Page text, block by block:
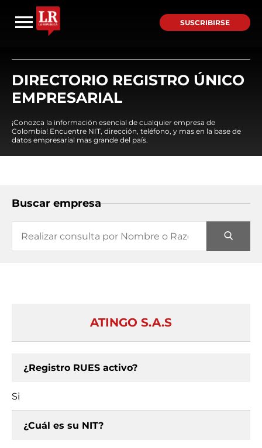
SUSCRIBIRSE
DIRECTORIO REGISTRO ÚNICO
EMPRESARIAL
¡Conozca la información esencial de cualquier empresa de
Colombia! Encuentre NIT, dirección, teléfono, y mas en la base de
datos empresarial mas grande del país.
Buscar empresa
ATINGO S.A.S
¿Registro RUES activo?
Si
¿Cuál es su NIT?